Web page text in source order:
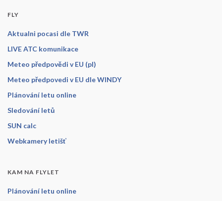
FLY
Aktualni pocasi dle TWR
LIVE ATC komunikace
Meteo předpovědi v EU (pl)
Meteo předpovedi v EU dle WINDY
Plánování letu online
Sledování letů
SUN calc
Webkamery letišť
KAM NA FLYLET
Plánování letu online